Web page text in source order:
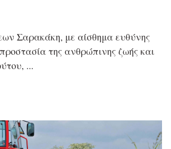
Σαρακάκη, με αίσθημα ευθύνης
της ανθρώπινης ζωής και